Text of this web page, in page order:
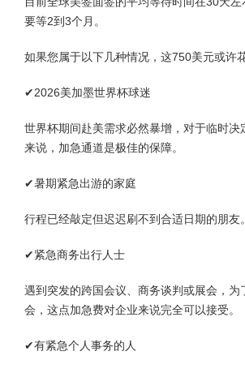
要等2到3个月。
如果您属于以下几种情况，这750美元或
✔2026美加墨世界杯球迷
世界杯期间赴美需求必然暴增，对于临时决
来说，加急通道是极佳的保障。
✔暑期紧急出游的家庭
行程已经敲定但迟迟刷不到合适日期的朋友。
✔紧急商务出行人士
遇到突发的跨国会议、商务谈判或展会，为
会，这点加急费对企业来说完全可以接受。
✔有紧急个人事务的人